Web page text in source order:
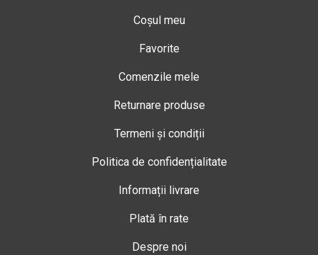
Coșul meu
Favorite
Comenzile mele
Returnare produse
Termeni și condiții
Politica de confidențialitate
Informații livrare
Plată în rate
Despre noi